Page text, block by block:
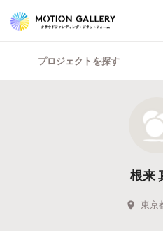
プロジェクトを探す
根来
東京